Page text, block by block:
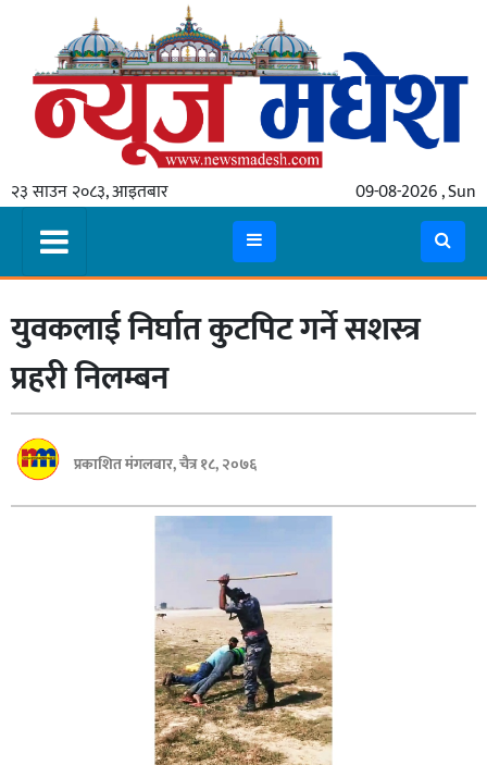
२३ साउन २०८३, आइतबार 09-08-2026 , Sun
गृहपृष्ठ
स्थानीय
प्रदेश
मधेश
प्रदेश
लुम्बिनी
गण्डकी
बागमती
युवकलाई निर्घात कुटपिट गर्ने सशस्त्र
प्रहरी निलम्बन
प्रकाशित मंगलबार, चैत्र १८, २०७६